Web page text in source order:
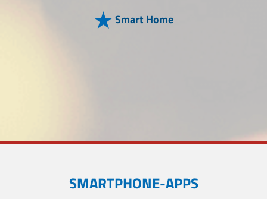
Smart Home
SMARTPHONE-APPS